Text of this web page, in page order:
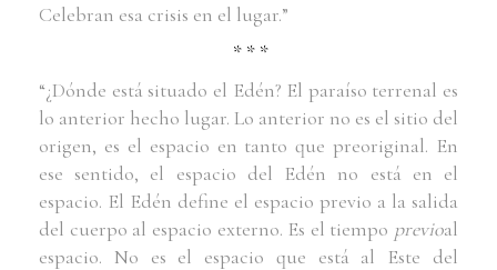
Celebran esa crisis en el lugar.”
* * *
“¿Dónde está situado el Edén? El paraíso terrenal es
lo anterior hecho lugar. Lo anterior no es el sitio del
origen, es el espacio en tanto que preoriginal. En
ese sentido, el espacio del Edén no está en el
espacio. El Edén define el espacio previo a la salida
del cuerpo al espacio externo. Es el tiempo previoal
espacio. No es el espacio que está al Este del